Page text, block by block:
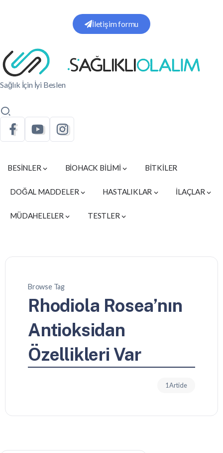
İletişim formu
Sağlık İçin İyi Beslen
BESİNLER BİOHACK BİLİMİ BİTKİLER
DOĞAL MADDELER HASTALIKLAR İLAÇLAR
MÜDAHELELER TESTLER
Browse Tag
Rhodiola Rosea’nın
Antioksidan
Özellikleri Var
1 Article